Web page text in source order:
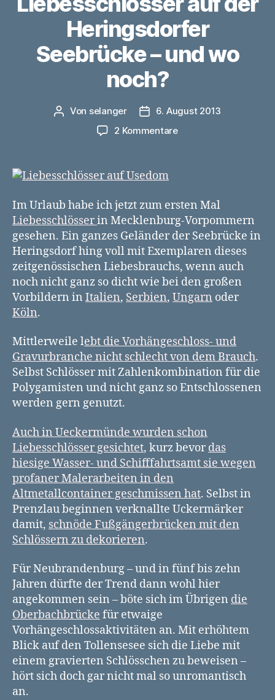
Heringsdorfer
Seebrücke – und wo
noch?
Beitragsautor
Von selanger Veröffentlichungsdatum
6. August 2013
2 Kommentarezu
Seebrücke
–
und
wo
noch?
Im Urlaub habe ich jetzt zum ersten Mal
Liebesschlösserin Mecklenburg-Vorpommern
gesehen. Ein ganzes Geländer der Seebrücke in
Heringsdorf hing voll mit Exemplaren dieses
zeitgenössischen Liebesbrauchs, wenn auch
noch nicht ganz so dicht wie bei den großen
Vorbildern in Italien, Serbien, Ungarn oder
Köln.
Mittlerweile lebt die Vorhängeschloss- und
Gravurbranche nicht schlecht von dem Brauch.
Selbst Schlösser mit Zahlenkombination für die
Polygamisten und nicht ganz so Entschlossenen
werden gern genutzt.
Auch in Ueckermünde wurden schon
Liebesschlösser gesichtet, kurz bevor das
hiesige Wasser- und Schifffahrtsamt sie wegen
profaner Malerarbeiten in den
Altmetallcontainer geschmissen hat. Selbst in
Prenzlau beginnen verknallte Uckermärker
damit, schnöde Fußgängerbrücken mit den
Schlössern zu dekorieren.
Für Neubrandenburg – und in fünf bis zehn
Jahren dürfte der Trend dann wohl hier
angekommen sein – böte sich im Übrigen die
Oberbachbrücke für etwaige
Vorhängeschlossaktivitäten an. Mit erhöhtem
Blick auf den Tollensesee sich die Liebe mit
einem gravierten Schlösschen zu beweisen –
hört sich doch gar nicht mal so unromantisch
an.